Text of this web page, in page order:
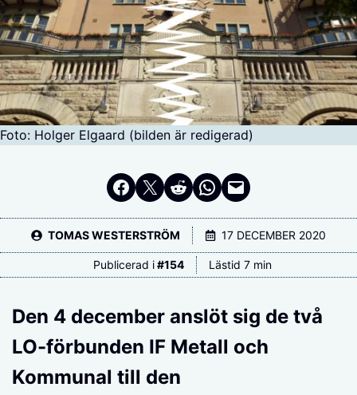
Foto: Holger Elgaard (bilden är redigerad)
Dela på Facebook
Dela på Twitter
Dela på RedditDela i WhatsApp
Maila en länk
TOMAS WESTERSTRÖM 17 DECEMBER 2020
Publicerad i#154 Lästid 7 min
Den 4 december anslöt sig de två
LO-förbunden IF Metall och
Kommunal till den